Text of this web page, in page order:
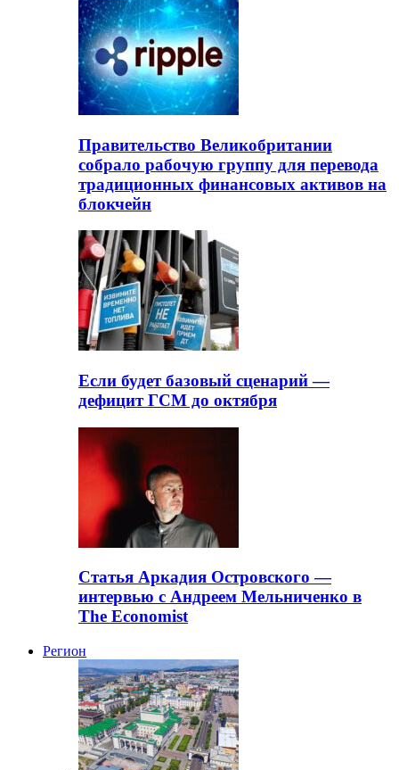
Правительство Великобритании
собрало рабочую группу для перевода
традиционных финансовых активов на
блокчейн
Если будет базовый сценарий —
дефицит ГСМ до октября
Статья Аркадия Островского —
интервью с Андреем Мельниченко в
The Economist
Регион